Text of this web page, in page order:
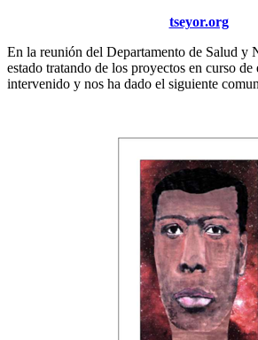
tseyor.org
En la reunión del Departamento de Salud y
estado tratando de los proyectos en curso
intervenido y nos ha dado el siguiente